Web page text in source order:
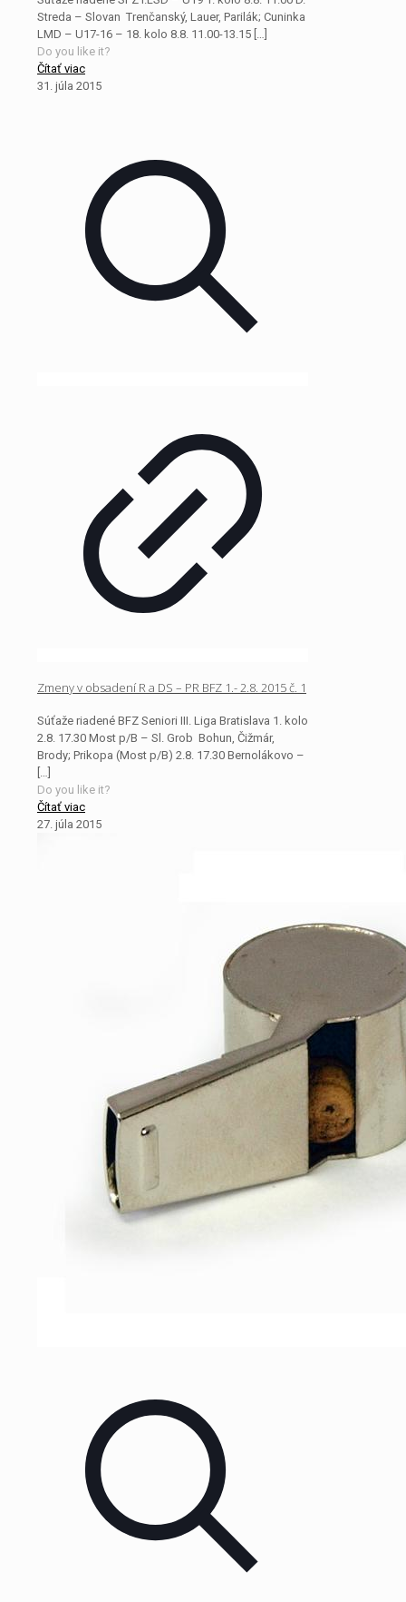
Streda – Slovan Trenčanský, Lauer, Parilák; Cuninka
LMD – U17-16 – 18. kolo 8.8. 11.00-13.15 […]
Do you like it?
Čítať viac
31. júla 2015
Zmeny v obsadení R a DS – PR BFZ 1.- 2.8. 2015 č. 1
Súťaže riadené BFZ Seniori III. Liga Bratislava 1. kolo
2.8. 17.30 Most p/B – Sl. Grob Bohun, Čižmár,
Brody; Prikopa (Most p/B) 2.8. 17.30 Bernolákovo –
[…]
Do you like it?
Čítať viac
27. júla 2015